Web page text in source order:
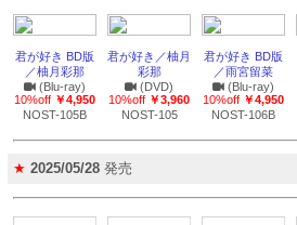
君が好き BD版
／柚月彩那
(Blu-ray)
10%off ￥4,950
NOST-105B
君が好き／柚月
彩那
(DVD)
10%off ￥3,960
NOST-105
君が好き BD版
／雨宮留菜
(Blu-ray)
10%off ￥4,950
NOST-106B
★ 2025/05/28 発売